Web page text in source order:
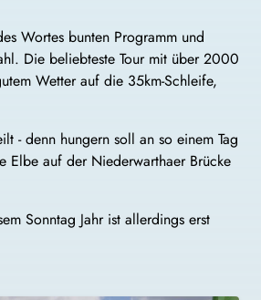
Wortes bunten Programm und
Die beliebteste Tour mit über 2000
Wetter auf die 35km-Schleife,
- denn hungern soll an so einem Tag
Elbe auf der Niederwarthaer Brücke
Sonntag Jahr ist allerdings erst